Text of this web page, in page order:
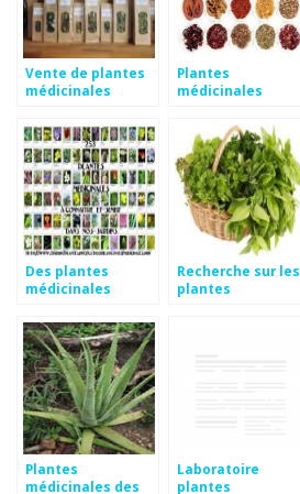
Vente de plantes
médicinales
Plantes
médicinales
Des plantes
médicinales
Recherche sur les
plantes
Plantes
médicinales des
Laboratoire
plantes